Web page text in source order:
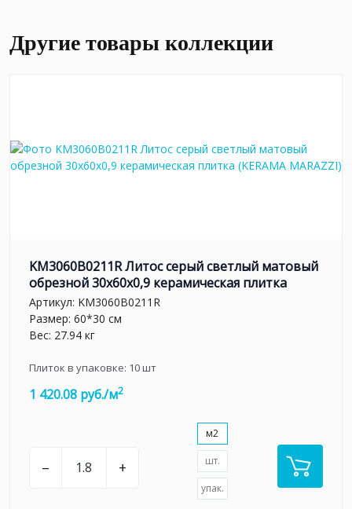
Другие товары коллекции
KM3060B0211R Литос серый светлый матовый
обрезной 30x60x0,9 керамическая плитка
Артикул: KM3060B0211R
Размер: 60*30 см
Вес: 27.94 кг
Плиток в упаковке: 10шт
1 420.08 руб./м2
– +
м2
шт.
упак.